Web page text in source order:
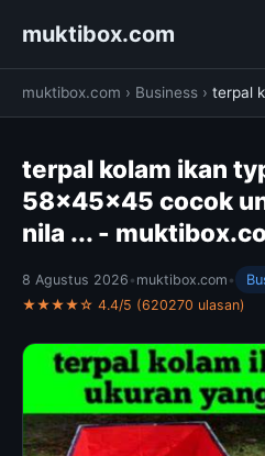
muktibox.com
muktibox.com › Business › terpal
terpal kolam ikan
58x45x45 cocok
nila ... -
8 Agustus 2026 • muktibox.com •
★★★★☆ 4.4/5 (620270 ulasan)